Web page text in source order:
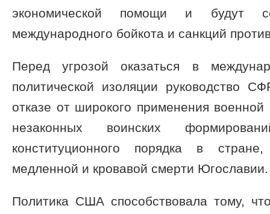
экономической помощи и будут
международного бойкота и санкций
Перед угрозой оказаться в
политической изоляции руководство
отказе от широкого применения
незаконных воинских
конституционного порядка в
медленной и кровавой смерти Югославии.
Политика США способствовала тому,